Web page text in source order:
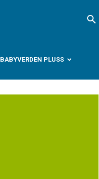
BABYVERDEN PLUSS